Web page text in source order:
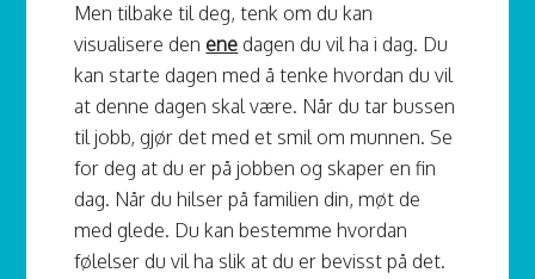
Men tilbake til deg, tenk om du kan
visualisere den ene dagen du vil ha i dag. Du
kan starte dagen med å tenke hvordan du vil
at denne dagen skal være. Når du tar bussen
til jobb, gjør det med et smil om munnen. Se
for deg at du er på jobben og skaper en fin
dag. Når du hilser på familien din, møt de
med glede. Du kan bestemme hvordan
følelser du vil ha slik at du er bevisst på det.